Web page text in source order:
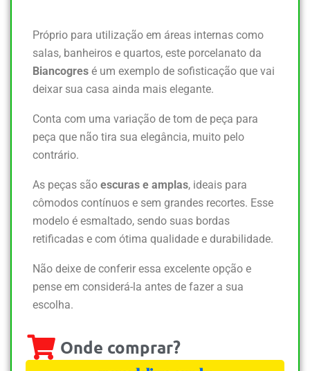
Próprio para utilização em áreas internas como
salas, banheiros e quartos, este porcelanato da
Biancogres é um exemplo de sofisticação que vai
deixar sua casa ainda mais elegante.
Conta com uma variação de tom de peça para
peça que não tira sua elegância, muito pelo
contrário.
As peças são escuras e amplas, ideais para
cômodos contínuos e sem grandes recortes. Esse
modelo é esmaltado, sendo suas bordas
retificadas e com ótima qualidade e durabilidade.
Não deixe de conferir essa excelente opção e
pense em considerá-la antes de fazer a sua
escolha.
Onde comprar?